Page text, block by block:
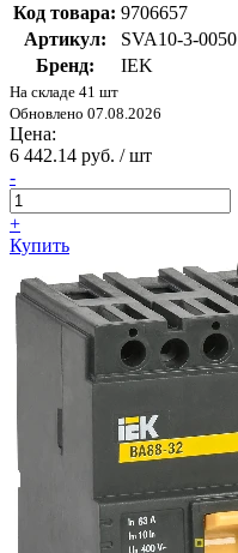
Код товара: 9706657
Артикул:
SVA10-3-0050
Бренд:
IEK
На складе 41 шт
Обновлено 07.08.2026
Цена:
6 442.14 руб. / шт
-
+
Купить